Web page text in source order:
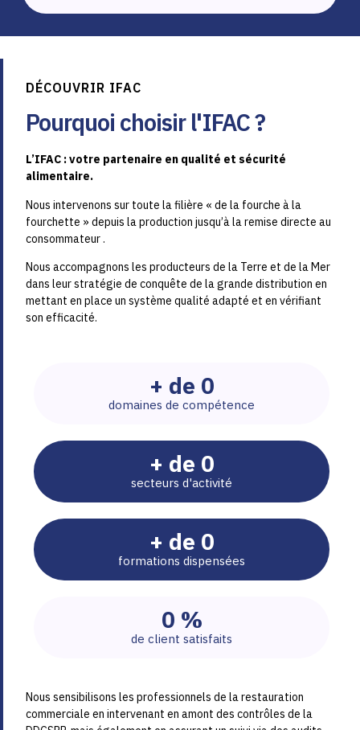
DÉCOUVRIR IFAC
Pourquoi choisir l'IFAC ?
L’IFAC : votre partenaire en qualité et sécurité
alimentaire.
Nous intervenons sur toute la filière « de la fourche à la
fourchette » depuis la production jusqu’à la remise directe au
consommateur .
Nous accompagnons les producteurs de la Terre et de la Mer
dans leur stratégie de conquête de la grande distribution en
mettant en place un système qualité adapté et en vérifiant
son efficacité.
+ de 0
domaines de compétence
+ de 0
secteurs d'activité
+ de 0
formations dispensées
0 %
de client satisfaits
Nous sensibilisons les professionnels de la restauration
commerciale en intervenant en amont des contrôles de la